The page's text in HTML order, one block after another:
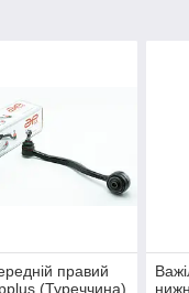
правий
(Туреччина)